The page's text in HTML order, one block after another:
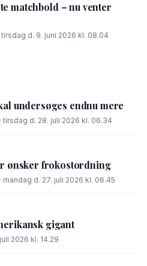
matchbold – nu venter
d. 9. juni 2026 kl. 08.04
undersøges endnu mere
tirsdag d. 28. juli 2026 kl. 06.34
ønsker frokostordning
d. 27. juli 2026 kl. 06.45
gigant
2026 kl. 14.29